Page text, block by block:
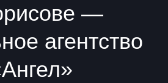
—
агентство